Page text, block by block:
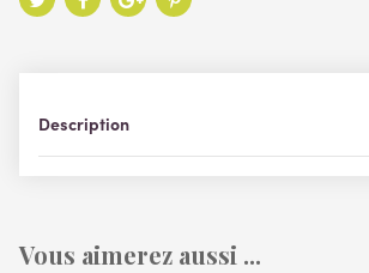
Description
Vous aimerez aussi ...